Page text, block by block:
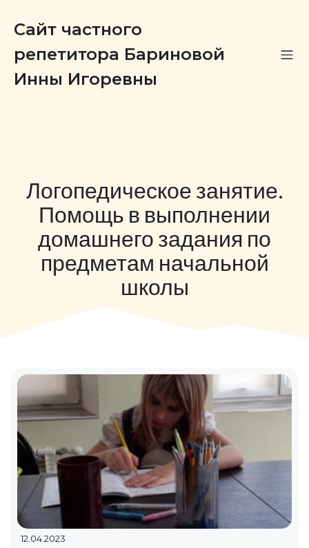
Сайт частного
репетитора Бариновой
Инны Игоревны
Логопедическое занятие.
Помощь в выполнении
домашнего задания по
предметам начальной
школы
12.04.2023